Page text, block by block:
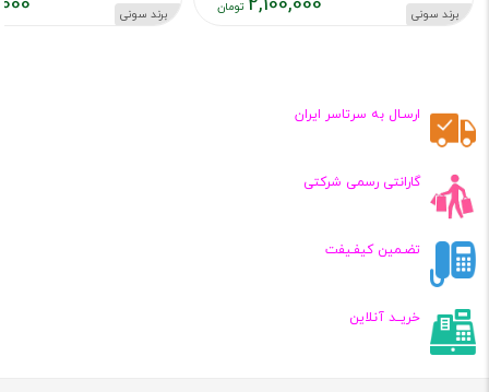
برند سونی برند سونی
ارسـال به سرتاسر ایران
گارانتی رسمی شرکتی
تضـمین کیفـیفت
خریــد آنلاین